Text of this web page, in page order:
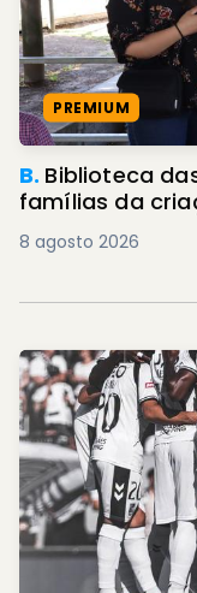
PREMIUM
B. Biblioteca
famílias da
8 agosto 2026